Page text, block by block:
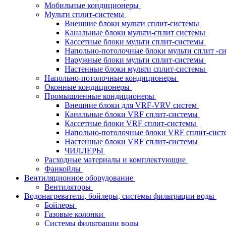
Мобильные кондиционеры
Мульти сплит-системы
Внешние блоки мульти сплит-системы
Канальные блоки мульти-сплит системы
Кассетные блоки мульти сплит-системы
Напольно-потолочные блоки мульти сплит -
Наружные блоки мульти сплит-системы
Настенные блоки мульти сплит-системы
Напольно-потолочные кондиционеры
Оконные кондиционеры
Промышленные кондиционеры
Внешние блоки для VRF-VRV систем
Канальные блоки VRF сплит-системы
Кассетные блоки VRF сплит-системы
Напольно-потолочные блоки VRF сплит-
Настенные блоки VRF сплит-системы
ЧИЛЛЕРЫ
Расходные материалы и комплектующие
Фанкойлы
Вентиляционное оборудование
Вентиляторы
Водонагреватели, бойлеры, системы фильтрации воды
Бойлеры
Газовые колонки
Системы фильтрации воды